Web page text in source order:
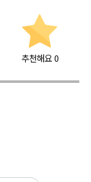
추천해요 0